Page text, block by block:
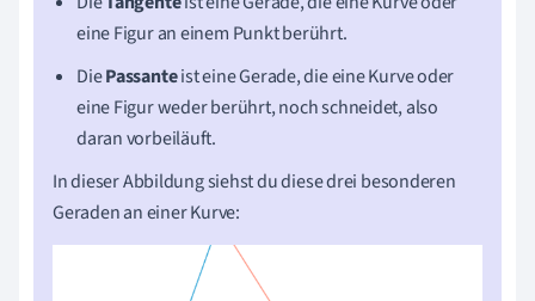
eine Figur an einem Punkt berührt.
DiePassanteist eine Gerade, die eine Kurve oder
eine Figur weder berührt, noch schneidet, also
daran vorbeiläuft.
In dieser Abbildung siehst du diese drei besonderen
Geraden an einer Kurve: